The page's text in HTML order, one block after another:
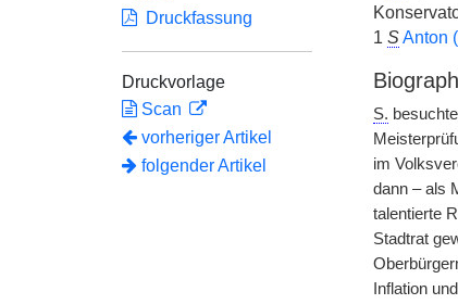
Druckfassung
Druckvorlage
Scan
vorheriger Artikel
folgender Artikel
1 SAnton
S.
im
dann – als
talentierte
Stadtrat
Inflation